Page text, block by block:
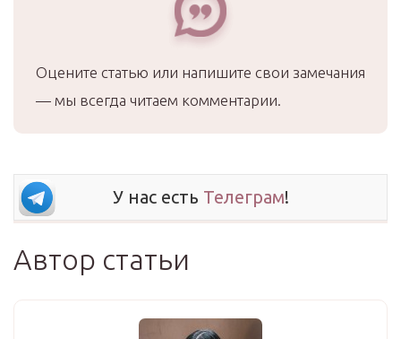
Оцените статью или напишите свои замечания
— мы всегда читаем комментарии.
У нас есть Телеграм!
Автор статьи